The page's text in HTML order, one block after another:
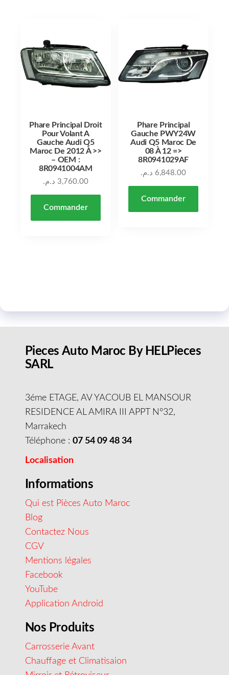
Phare Principal Droit
Pour Volant A
Gauche Audi Q5
Maroc De 2012 À >>
– OEM :
8R0941004AM
3,760.00 د.م.
Commander
Phare Principal
Gauche PWY24W
Audi Q5 Maroc De
08 À 12 =>
8R0941029AF
6,848.00 د.م.
Commander
Pieces Auto Maroc By HELPieces
SARL
3éme ETAGE, AV YACOUB EL MANSOUR
RESIDENCE AL AMIRA III APPT N°32,
Marrakech
Téléphone : 07 54 09 48 34
Localisation
Informations
Qui est Pièces Auto Maroc
Blog
Contactez Nous
CGV
Mentions légales
Facebook
YouTube
Application Android
Nos Produits
Carrosserie Avant
Chauffage et Climatisaion